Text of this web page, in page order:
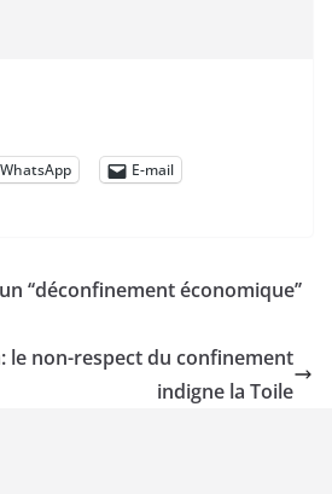
WhatsApp
E-mail
‘‘déconfinement économique’’
le non-respect du confinement
indigne la Toile